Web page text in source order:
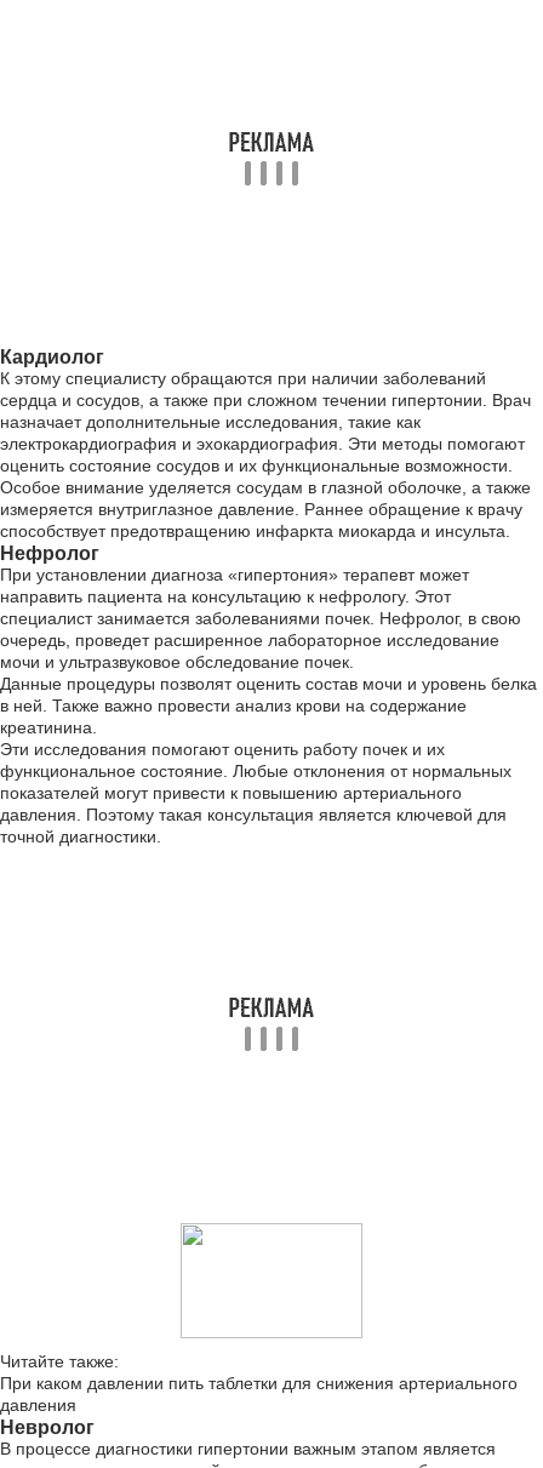
Кардиолог
К этому специалисту обращаются при наличии заболеваний
сердца и сосудов, а также при сложном течении гипертонии. Врач
назначает дополнительные исследования, такие как
электрокардиография и эхокардиография. Эти методы помогают
оценить состояние сосудов и их функциональные возможности.
Особое внимание уделяется сосудам в глазной оболочке, а также
измеряется внутриглазное давление. Раннее обращение к врачу
способствует предотвращению инфаркта миокарда и инсульта.
Нефролог
При установлении диагноза «гипертония» терапевт может
направить пациента на консультацию к нефрологу. Этот
специалист занимается заболеваниями почек. Нефролог, в свою
очередь, проведет расширенное лабораторное исследование
мочи и ультразвуковое обследование почек.
Данные процедуры позволят оценить состав мочи и уровень белка
в ней. Также важно провести анализ крови на содержание
креатинина.
Эти исследования помогают оценить работу почек и их
функциональное состояние. Любые отклонения от нормальных
показателей могут привести к повышению артериального
давления. Поэтому такая консультация является ключевой для
точной диагностики.
Читайте также:
При каком давлении пить таблетки для снижения артериального
давления
Невролог
В процессе диагностики гипертонии важным этапом является